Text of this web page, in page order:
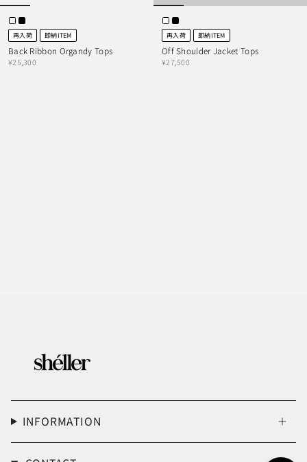
再入荷 即納ITEM
Back Ribbon Organdy Tops
¥25,300
再入荷 即納ITEM
Off Shoulder Jacket Tops
¥27,500
INFORMATION